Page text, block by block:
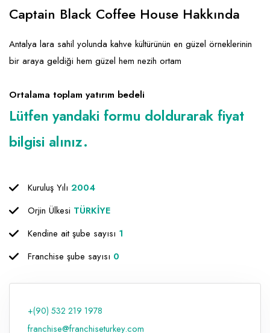
Ev Hizmetleri
Sağlık Güzellik
Market FMGC - Katlı Mağaza
Mobilya ve Ev Tekstili
Takı
Yapı Malzemesi - Hırdavat
Gayrimenkul
Gıda ve Sarf Malzemeleri
Giyim - Aksesuar
Hukuk - Marka - Patent ve Tercüme
Isıtma - Soğutma ve Havalandırma
Mali Kayıt ve Denetim
Matbaa - Fotoğraf
Mobilya Dekorasyon
Proje - İnşaat ve Tesisat
Reklam - Tanıtım - PR ve İnternet
Captain Black Coffee House Hakkında
Antalya lara sahil yolunda kahve kültürünün en güzel örneklerinin
bir araya geldiği hem güzel hem nezih ortam
Ortalama toplam yatırım bedeli
Lütfen yandaki formu doldurarak fiyat
bilgisi alınız.
Kuruluş Yılı 2004
Orjin Ülkesi TÜRKİYE
Kendine ait şube sayısı 1
Franchise şube sayısı 0
+(90) 532 219 1978
franchise@franchiseturkey.com